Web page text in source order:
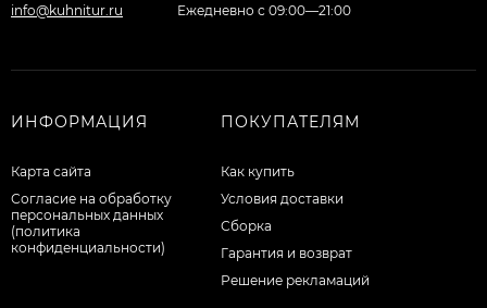
info@kuhnitur.ru Ежедневно с 09:00—21:00
ИНФОРМАЦИЯ
Карта сайта
Согласие на обработку
персональных данных
(политика
конфиденциальности)
ПОКУПАТЕЛЯМ
Как купить
Условия доставки
Сборка
Гарантия и возврат
Решение рекламаций